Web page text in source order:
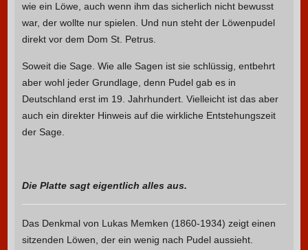
wie ein Löwe, auch wenn ihm das sicherlich nicht bewusst
war, der wollte nur spielen. Und nun steht der Löwenpudel
direkt vor dem Dom St. Petrus.
Soweit die Sage. Wie alle Sagen ist sie schlüssig, entbehrt
aber wohl jeder Grundlage, denn Pudel gab es in
Deutschland erst im 19. Jahrhundert. Vielleicht ist das aber
auch ein direkter Hinweis auf die wirkliche Entstehungszeit
der Sage.
Die Platte sagt eigentlich alles aus.
Das Denkmal von Lukas Memken (1860-1934) zeigt einen
sitzenden Löwen, der ein wenig nach Pudel aussieht.